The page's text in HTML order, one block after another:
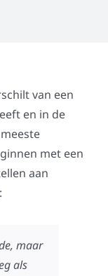
van een
en in de
met een
aan
maar
als